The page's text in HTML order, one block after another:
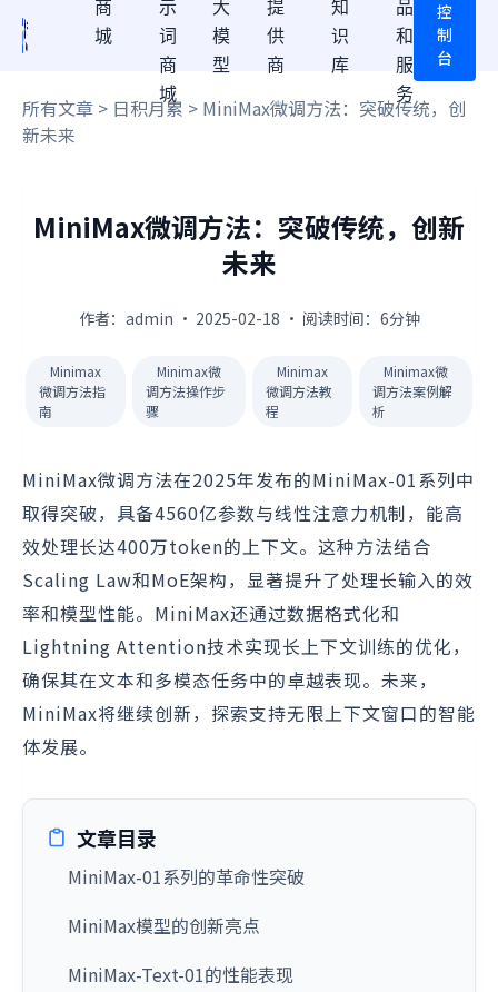
商
城
示
词
商
城
大
模
型
提
供
商
知
识
库
品
和
服
务
控
制
台
所有文章 > 日积月累 > MiniMax微调方法：突破传统，创
新未来
MiniMax微调方法：突破传统，创新
未来
作者：admin · 2025-02-18 · 阅读时间：6分钟
Minimax
微调方法指
南
Minimax微
调方法操作步
骤
Minimax
微调方法教
程
Minimax微
调方法案例解
析
MiniMax微调方法在2025年发布的MiniMax-01系列中
取得突破，具备4560亿参数与线性注意力机制，能高
效处理长达400万token的上下文。这种方法结合
Scaling Law和MoE架构，显著提升了处理长输入的效
率和模型性能。MiniMax还通过数据格式化和
Lightning Attention技术实现长上下文训练的优化，
确保其在文本和多模态任务中的卓越表现。未来，
MiniMax将继续创新，探索支持无限上下文窗口的智能
体发展。
文章目录
MiniMax-01系列的革命性突破
MiniMax模型的创新亮点
MiniMax-Text-01的性能表现